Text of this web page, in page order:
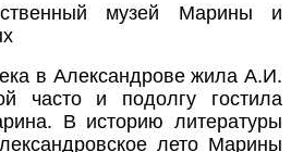
музей Марины и
в Александрове жила А.И.
часто и подолгу гостила
В историю литературы
лето Марины